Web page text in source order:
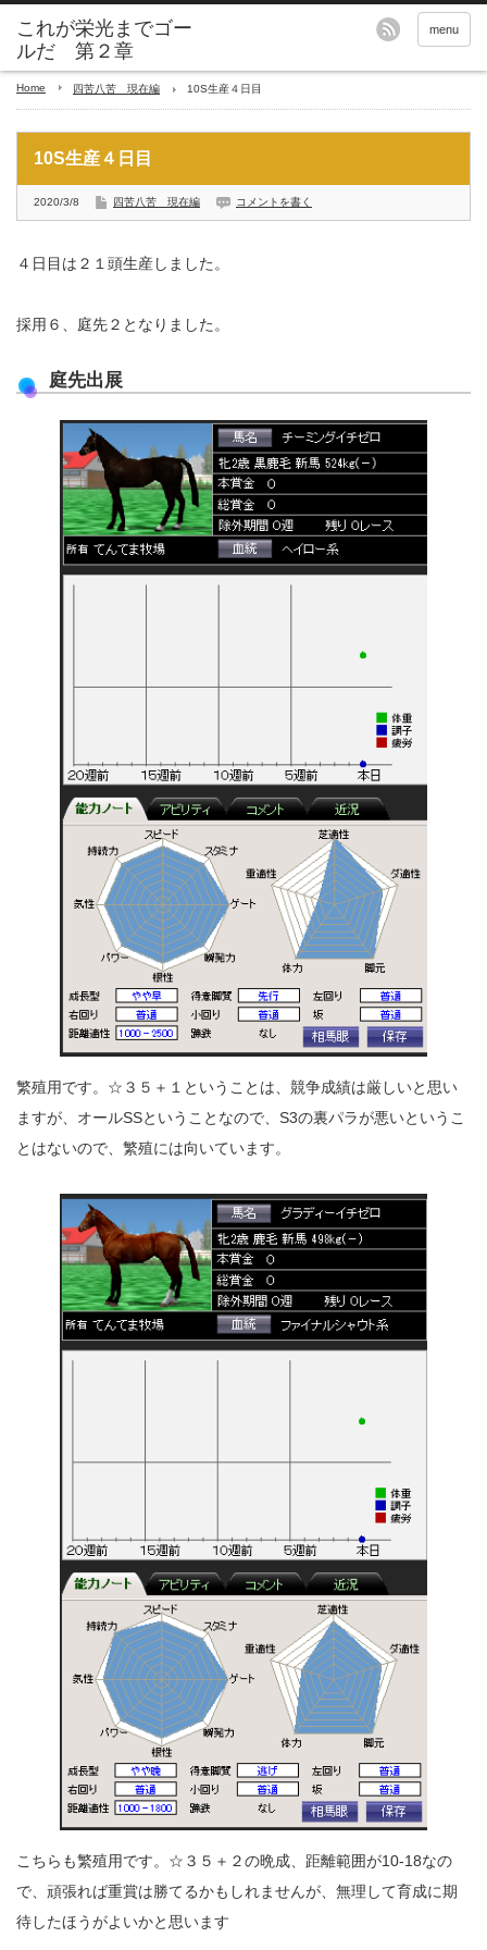
これが栄光までゴー
ルだ 第２章
menu
Home 四苦八苦 現在編 10S生産４日目
10S生産４日目
2020/3/8 四苦八苦 現在編 コメントを書く
４日目は２１頭生産しました。
採用６、庭先２となりました。
庭先出展
繁殖用です。☆３５＋１ということは、競争成績は厳しいと思い
ますが、オールSSということなので、S3の裏パラが悪いというこ
とはないので、繁殖には向いています。
こちらも繁殖用です。☆３５＋２の晩成、距離範囲が10-18なの
で、頑張れば重賞は勝てるかもしれませんが、無理して育成に期
待したほうがよいかと思います